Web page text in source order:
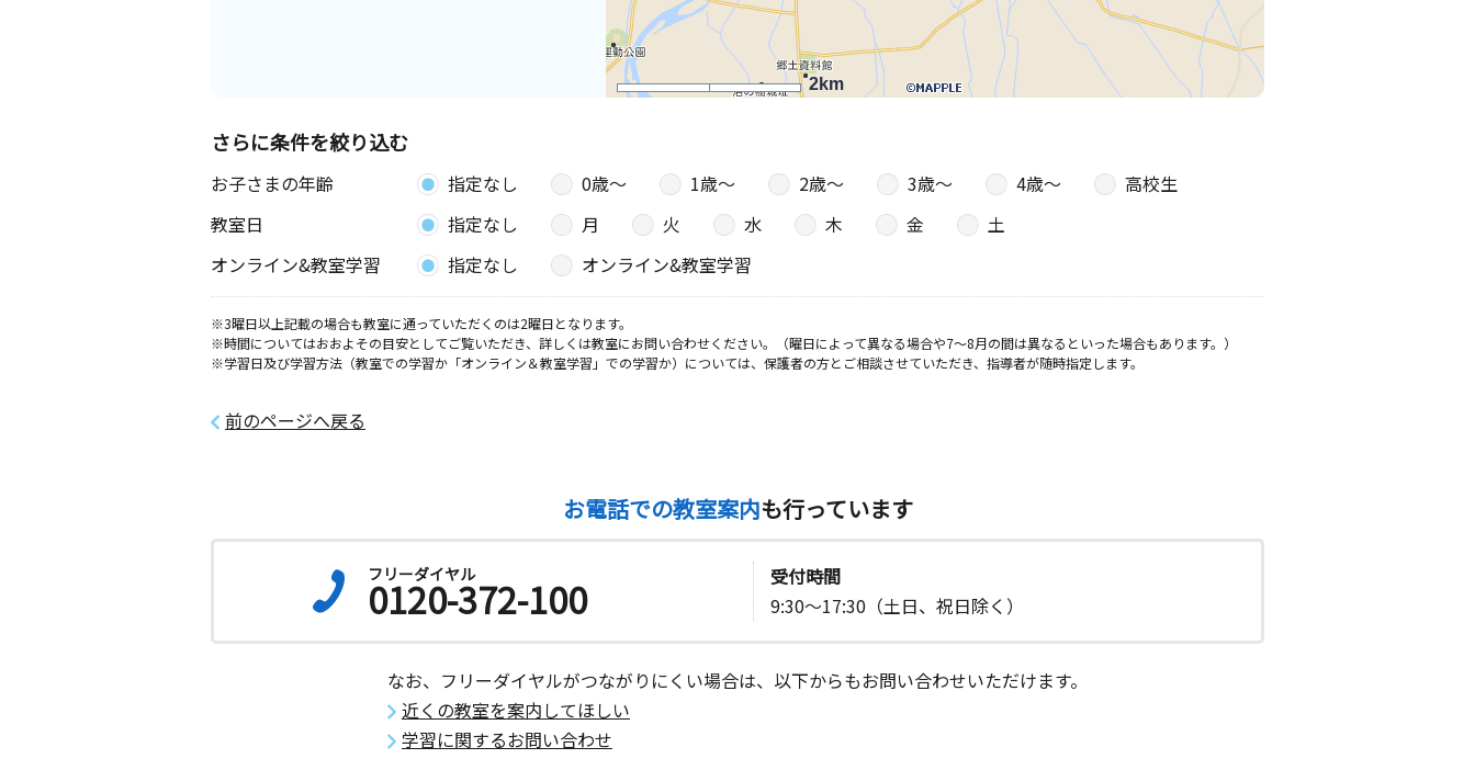
2km
さらに条件を絞り込む
お子さまの年齢 指定なし 0歳〜 1歳〜 2歳〜 3歳〜 4歳〜
高校生
教室日
指定なし 月 火 水 木 金
土
オンライン&教室学習
指定なし オンライン&教室学習
※3曜日以上記載の場合も教室に通っていただくのは2曜日となります。
※時間についてはおおよその目安としてご覧いただき、詳しくは教室にお問い合わせください。（曜日によって異なる場合や7～8月の間は異なるといった場合もあります。）
※学習日及び学習方法（教室での学習か「オンライン＆教室学習」での学習か）については、保護者の方とご相談させていただき、指導者が随時指定します。
前のページへ戻る
お電話での教室案内も行っています
フリーダイヤル
0120-372-100
受付時間
9:30～17:30（土日、祝日除く）
なお、フリーダイヤルがつながりにくい場合は、以下からもお問い合わせいただけます。
近くの教室を案内してほしい
学習に関するお問い合わせ